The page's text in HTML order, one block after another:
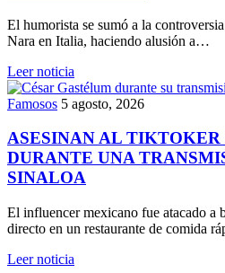
El humorista se sumó a la
Nara en Italia, haciendo alusión a…
Leer noticia
Famosos 5 agosto, 2026
ASESINAN AL
DURANTE UNA
SINALOA
El influencer mexicano fue atacado a
directo en un restaurante de comida
Leer noticia